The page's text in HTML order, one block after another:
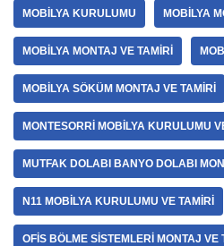
MOBILYA KURULUMU MOBILYA
MOBILYA MONTAJ VE TAMIRI
MOBILYA SÖKÜM MONTAJ VE TAMIRI
MONTESORRI MOBILYA KURULUMU
MUTFAK DOLABI BANYO DOLABI
N11 MOBILYA KURULUMU VE TAMIRI
OFIS BÖLME SISTEMLERI MONTAJ VE